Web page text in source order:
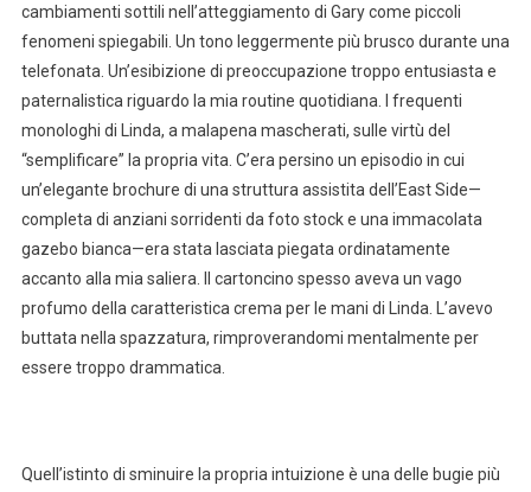
cambiamenti sottili nell’atteggiamento di Gary come piccoli
fenomeni spiegabili. Un tono leggermente più brusco durante una
telefonata. Un’esibizione di preoccupazione troppo entusiasta e
paternalistica riguardo la mia routine quotidiana. I frequenti
monologhi di Linda, a malapena mascherati, sulle virtù del
“semplificare” la propria vita. C’era persino un episodio in cui
un’elegante brochure di una struttura assistita dell’East Side—
completa di anziani sorridenti da foto stock e una immacolata
gazebo bianca—era stata lasciata piegata ordinatamente
accanto alla mia saliera. Il cartoncino spesso aveva un vago
profumo della caratteristica crema per le mani di Linda. L’avevo
buttata nella spazzatura, rimproverandomi mentalmente per
essere troppo drammatica.
Quell’istinto di sminuire la propria intuizione è una delle bugie più